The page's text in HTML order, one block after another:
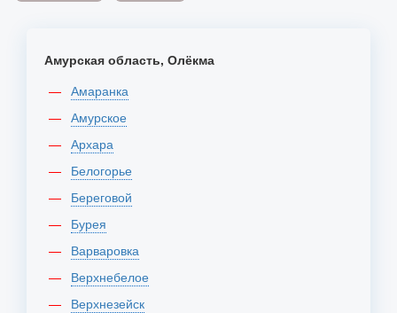
Амурская область, Олёкма
Амаранка
Амурское
Архара
Белогорье
Береговой
Бурея
Варваровка
Верхнебелое
Верхнезейск